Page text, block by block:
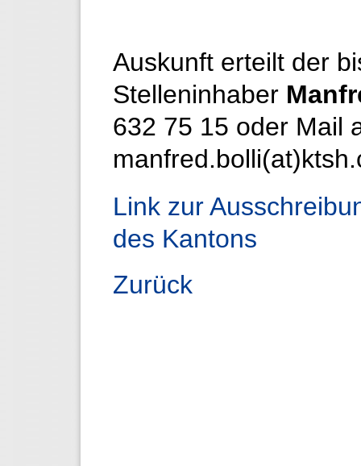
Auskunft erteilt der
Stelleninhaber
632 75 15 oder Mail
Link zur
des Kantons
Zurück